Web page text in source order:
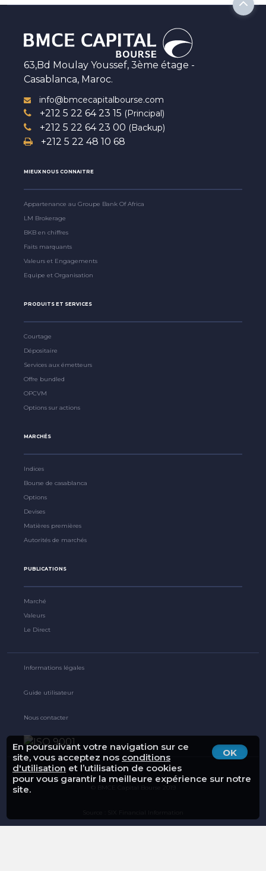
OK
En poursuivant votre navigation sur ce
site, vous acceptez nos conditions
d'utilisation et l’utilisation de cookies
pour vous garantir la meilleure expérience sur notre
site.
63,Bd Moulay Youssef, 3ème étage -
Casablanca, Maroc.
info@bmcecapitalbourse.com
+212 5 22 64 23 15 (Principal)
+212 5 22 64 23 00 (Backup)
+212 5 22 48 10 68
MIEUX NOUS CONNAITRE
Appartenance au Groupe Bank Of Africa
LM Brokerage
BKB en chiffres
Faits marquants
Valeurs et Engagements
Equipe et Organisation
PRODUITS ET SERVICES
Courtage
Dépositaire
Services aux émetteurs
Offre bundled
OPCVM
Options sur actions
MARCHÉS
Indices
Bourse de casablanca
Options
Devises
Matières premières
Autorités de marchés
PUBLICATIONS
Marché
Valeurs
Le Direct
Informations légales
Guide utilisateur
Nous contacter